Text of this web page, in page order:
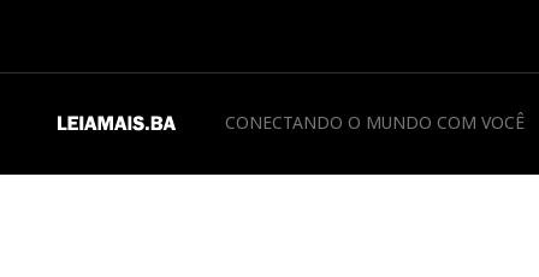
CONECTANDO O MUNDO COM VOCÊ